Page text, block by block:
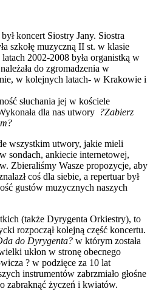
koncert Siostry Jany. Siostra
szkołę muzyczną II st. w klasie
2002-2008 była organistką w
do zgromadzenia w
w kolejnych latach- w Krakowie i
słuchania jej w kościele
dla nas utwory ?Zabierz
wszystkim utwory, jakie mieli
sondach, ankiecie internetowej,
Zbieraliśmy Wasze propozycje, aby
coś dla siebie, a repertuar był
gustów muzycznych naszych
(także Dyrygenta Orkiestry), to
rozpoczął kolejną część koncertu.
do Dyrygenta? w którym została
ukłon w stronę obecnego
? w podzięce za 10 lat
instrumentów zabrzmiało głośne
zabraknąć życzeń i kwiatów.